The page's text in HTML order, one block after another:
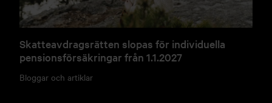
Skatteavdragsrätten slopas för individuella
pensionsförsäkringar från 1.1.2027
Bloggar och artiklar